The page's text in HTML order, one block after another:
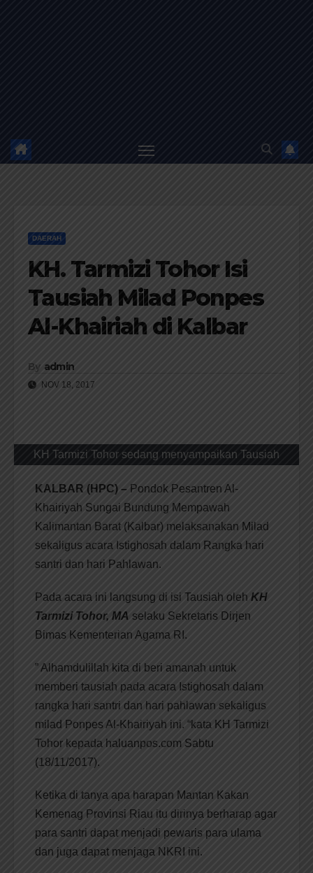
DAERAH
KH. Tarmizi Tohor Isi
Tausiah Milad Ponpes
Al-Khairiah di Kalbar
By admin
NOV 18, 2017
KH Tarmizi Tohor sedang menyampaikan Tausiah
KALBAR (HPC) – Pondok Pesantren Al-
Khairiyah Sungai Bundung Mempawah
Kalimantan Barat (Kalbar) melaksanakan Milad
sekaligus acara Istighosah dalam Rangka hari
santri dan hari Pahlawan.
Pada acara ini langsung di isi Tausiah oleh KH
Tarmizi Tohor, MA selaku Sekretaris Dirjen
Bimas Kementerian Agama RI.
” Alhamdulillah kita di beri amanah untuk
memberi tausiah pada acara Istighosah dalam
rangka hari santri dan hari pahlawan sekaligus
milad Ponpes Al-Khairiyah ini. “kata KH Tarmizi
Tohor kepada haluanpos.com Sabtu
(18/11/2017).
Ketika di tanya apa harapan Mantan Kakan
Kemenag Provinsi Riau itu dirinya berharap agar
para santri dapat menjadi pewaris para ulama
dan juga dapat menjaga NKRI ini.